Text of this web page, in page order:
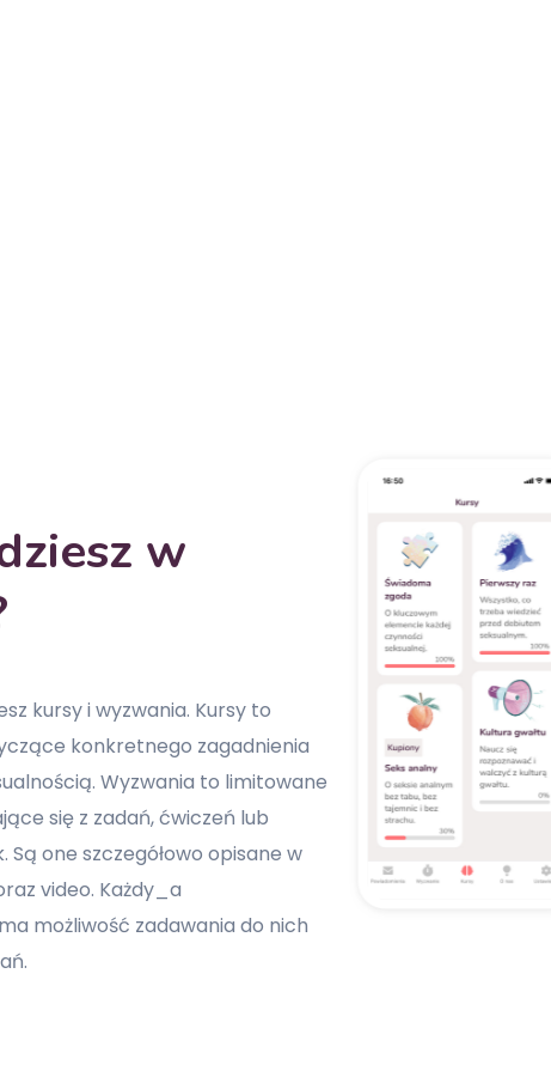
w
kursy i wyzwania. Kursy to
konkretnego zagadnienia
Wyzwania to limitowane
się z zadań, ćwiczeń lub
Są one szczegółowo opisane w
video. Każdy_a
możliwość zadawania do nich